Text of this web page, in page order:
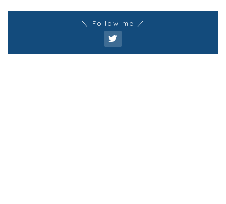
＼ Follow me ／